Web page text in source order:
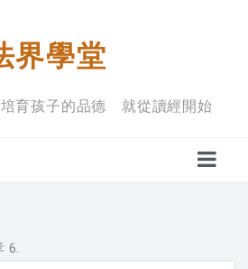
界學堂
育孩子的品德 就從讀經開始
6.